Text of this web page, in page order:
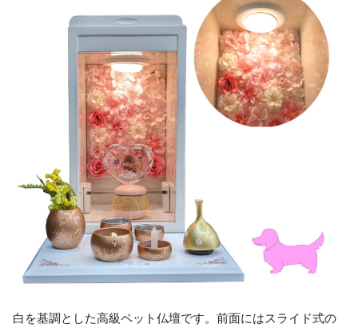
白を基調とした高級ペット仏壇です。前面にはスライド式の